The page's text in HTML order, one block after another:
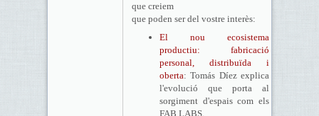
que creiem
que poden ser del vostre interès:
El nou ecosistema
productiu: fabricació
personal, distribuïda i
oberta: Tomás Díez explica
l'evolució que porta al
sorgiment d'espais com els
FAB LABS.